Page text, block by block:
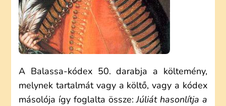
A Balassa-kódex 50. darabja a költemény,
melynek tartalmát vagy a költő, vagy a kódex
másolója így foglalta össze:Júliát hasonlítja a